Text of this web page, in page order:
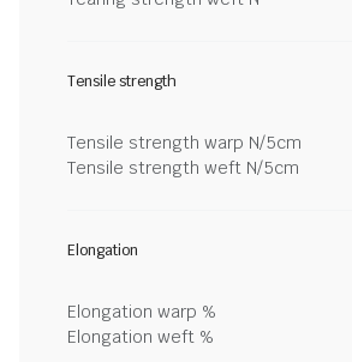
Tensile strength
Tensile strength warp N/5cm
Tensile strength weft N/5cm
Elongation
Elongation warp %
Elongation weft %